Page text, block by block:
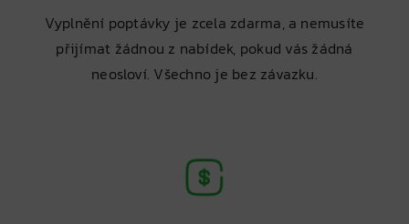
Vyplnění poptávky je zcela zdarma, a nemusíte
přijímat žádnou z nabídek, pokud vás žádná
neosloví. Všechno je bez závazku.